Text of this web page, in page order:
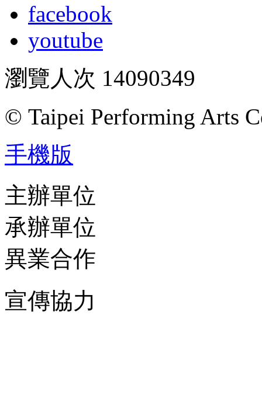
facebook
youtube
瀏覽人次 14090349
© Taipei Performing Arts
手機版
主辦單位
承辦單位
異業合作
宣傳協力